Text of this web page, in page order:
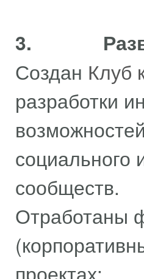
3.
Создан Клуб
разработки
социального
сообществ.
Отработаны
проектах: